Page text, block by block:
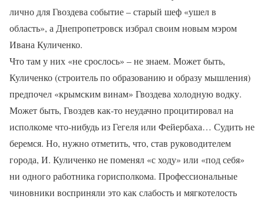
лично для Гвоздева событие – старый шеф «ушел в
область», а Днепропетровск избрал своим новым мэром
Ивана Куличенко.
Что там у них «не срослось» – не знаем. Может быть,
Куличенко (строитель по образованию и образу мышления)
предпочел «крымским винам» Гвоздева холодную водку.
Может быть, Гвоздев как-то неудачно процитировал на
исполкоме что-нибудь из Гегеля или Фейербаха… Судить не
беремся. Но, нужно отметить, что, став руководителем
города, И. Куличенко не поменял «с ходу» или «под себя»
ни одного работника горисполкома. Профессиональные
чиновники восприняли это как слабость и мягкотелость